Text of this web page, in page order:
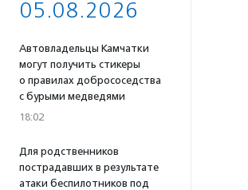
05.08.2026
Автовладельцы Камчатки
могут получить стикеры
о правилах добрососедства
с бурыми медведями
18:02
Для родственников
пострадавших в результате
атаки беспилотников под